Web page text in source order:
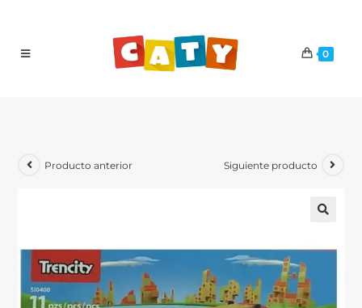
0
Producto anterior Siguiente producto